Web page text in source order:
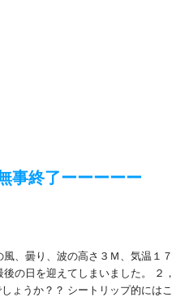
事終了ーーーーー
、曇り、波の高さ３Ｍ、気温１７
の日を迎えてしまいました。 ２，
ょうか？？ シートリップ的にはこ